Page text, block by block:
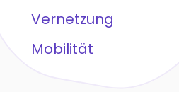
Vernetzung
Mobilität